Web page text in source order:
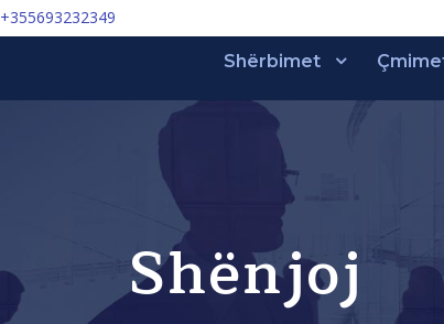
+355693232349
Shërbimet
Shënjoj